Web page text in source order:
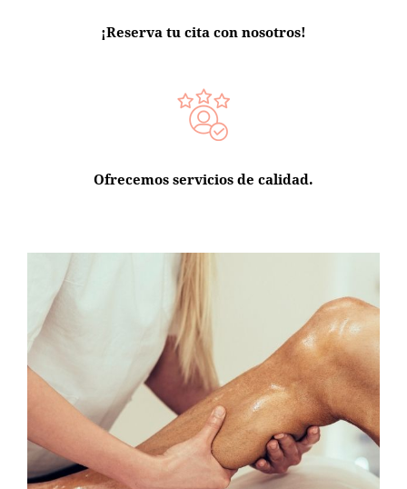
¡Reserva tu cita con nosotros!
Ofrecemos servicios de calidad.